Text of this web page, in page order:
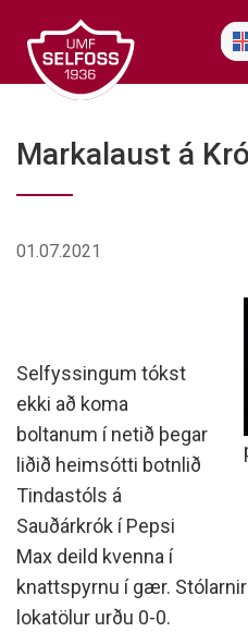
efni
Markalaust á
01.07.2021
Selfyssingum tókst
ekki að koma
boltanum í netið þegar
liðið heimsótti botnlið
Tindastóls á
Sauðárkrók í Pepsi
Max deild kvenna í
knattspyrnu í gær.
lokatölur urðu 0-0.